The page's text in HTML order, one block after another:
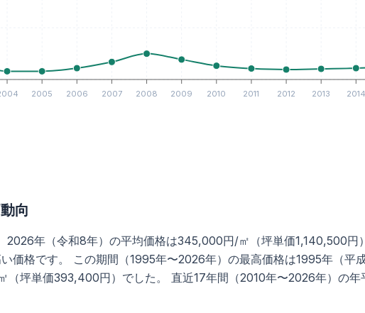
2005 2006 2007 2008 2009 2010 2011 2012 2013 2014
向
2026年（令和8年）の平均価格は345,000円/㎡（坪単価1,140,500円
価格です。 この期間（1995年〜2026年）の最高価格は1995年（
坪単価393,400円）でした。 直近17年間（2010年〜2026年）の